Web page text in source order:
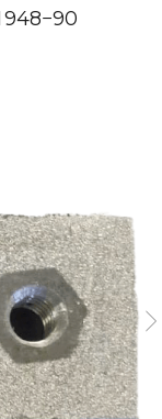
948−90